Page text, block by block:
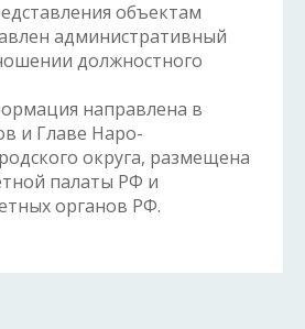
объектам
административный
должностного
направлена в
и Главе Наро-
округа, размещена
палаты РФ и
органов РФ.